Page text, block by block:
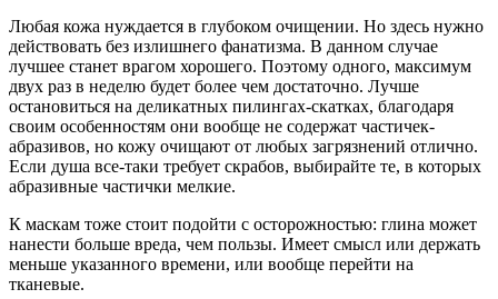
Любая кожа нуждается в глубоком очищении. Но здесь нужно
действовать без излишнего фанатизма. В данном случае
лучшее станет врагом хорошего. Поэтому одного, максимум
двух раз в неделю будет более чем достаточно. Лучше
остановиться на деликатных пилингах-скатках, благодаря
своим особенностям они вообще не содержат частичек-
абразивов, но кожу очищают от любых загрязнений отлично.
Если душа все-таки требует скрабов, выбирайте те, в которых
абразивные частички мелкие.
К маскам тоже стоит подойти с осторожностью: глина может
нанести больше вреда, чем пользы. Имеет смысл или держать
меньше указанного времени, или вообще перейти на
тканевые.